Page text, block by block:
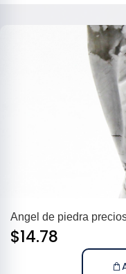
Angel de piedra
$14.78